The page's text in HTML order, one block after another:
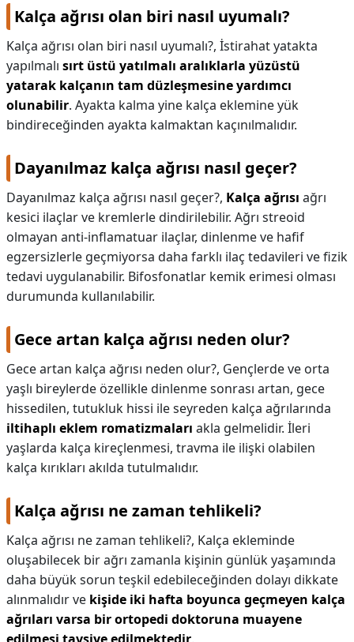
Kalça ağrısı olan biri nasıl uyumalı?
Kalça ağrısı olan biri nasıl uyumalı?, İstirahat yatakta
yapılmalı sırt üstü yatılmalı aralıklarla yüzüstü
yatarak kalçanın tam düzleşmesine yardımcı
olunabilir. Ayakta kalma yine kalça eklemine yük
bindireceğinden ayakta kalmaktan kaçınılmalıdır.
Dayanılmaz kalça ağrısı nasıl geçer?
Dayanılmaz kalça ağrısı nasıl geçer?, Kalça ağrısı ağrı
kesici ilaçlar ve kremlerle dindirilebilir. Ağrı streoid
olmayan anti-inflamatuar ilaçlar, dinlenme ve hafif
egzersizlerle geçmiyorsa daha farklı ilaç tedavileri ve fizik
tedavi uygulanabilir. Bifosfonatlar kemik erimesi olması
durumunda kullanılabilir.
Gece artan kalça ağrısı neden olur?
Gece artan kalça ağrısı neden olur?, Gençlerde ve orta
yaşlı bireylerde özellikle dinlenme sonrası artan, gece
hissedilen, tutukluk hissi ile seyreden kalça ağrılarında
iltihaplı eklem romatizmaları akla gelmelidir. İleri
yaşlarda kalça kireçlenmesi, travma ile ilişki olabilen
kalça kırıkları akılda tutulmalıdır.
Kalça ağrısı ne zaman tehlikeli?
Kalça ağrısı ne zaman tehlikeli?, Kalça ekleminde
oluşabilecek bir ağrı zamanla kişinin günlük yaşamında
daha büyük sorun teşkil edebileceğinden dolayı dikkate
alınmalıdır ve kişide iki hafta boyunca geçmeyen kalça
ağrıları varsa bir ortopedi doktoruna muayene